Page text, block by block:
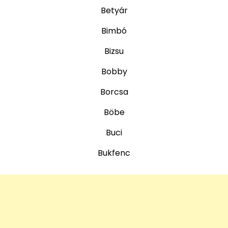
Betyár
Bimbó
Bizsu
Bobby
Borcsa
Böbe
Buci
Bukfenc